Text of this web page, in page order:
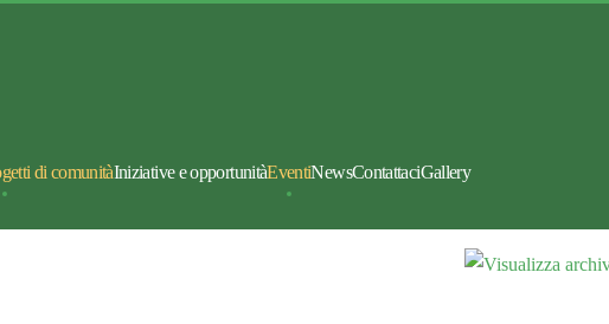
di comunitàIniziative e opportunitàEventiNewsContattaciGallery